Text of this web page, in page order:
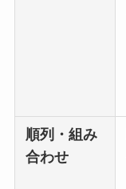
順列・組み
合わせ